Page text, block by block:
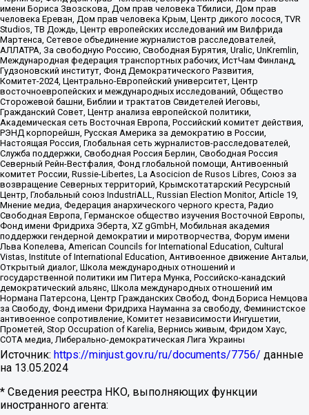
имени Бориса Звозскова, Дом прав человека Тбилиси, Дом прав
человека Ереван, Дом прав человека Крым, Центр дикого лосося, TVR
Studios, ТВ Дождь, Центр европейских исследований им Вилфрида
Мартенса, Сетевое объединение журналистов расследователей,
АЛЛАТРА, За свободную Россию, Свободная Бурятия, Uralic, UnKremlin,
Международная федерация транспортных рабочих, ИстЧам Финланд,
Гудзоновский институт, Фонд Демократического Развития,
Комитет-2024, Центрально-Европейский университет, Центр
восточноевропейских и международных исследований, Общество
Сторожевой башни, Библии и трактатов Свидетелей Иеговы,
Гражданский Совет, Центр анализа европейской политики,
Академическая сеть Восточная Европа, Российский комитет действия,
РЭНД корпорейшн, Русская Америка за демократию в России,
Настоящая Россия, Глобальная сеть журналистов-расследователей,
Служба поддержки, Свободная Россия Берлин, Свободная Россия
Северный Рейн-Вестфалия, Фонд глобальной помощи, Антивоенный
комитет России, Russie-Libertes, La Asocicion de Rusos Libres, Союз за
возвращение Северных территорий, Крымскотатарский Ресурсный
Центр, Глобальный союз IndustriALL, Russian Election Monitor, Article 19,
Мнение медиа, Федерация анархического черного креста, Радио
Свободная Европа, Германское общество изучения Восточной Европы,
Фонд имени Фридриха Эберта, XZ gGmbH, Мобильная академия
поддержки гендерной демократии и миротворчества, Форум имени
Льва Копелева, American Councils for International Education, Cultural
Vistas, Institute of International Education, Антивоенное движение Антальи,
Открытый диалог, Школа международных отношений и
государственной политики им Питера Мунка, Российско-канадский
демократический альянс, Школа международных отношений им
Нормана Патерсона, Центр Гражданских Свобод, Фонд Бориса Немцова
за Свободу, Фонд имени Фридриха Науманна за свободу, Феминистское
антивоенное сопротивление, Комитет независимости Ингушетии,
Прометей, Stop Occupation of Karelia, Вернись живым, Фридом Хаус,
СОТА медиа, Либерально-демократическая Лига Украины
Источник: https://minjust.gov.ru/ru/documents/7756/ данные
на 13.05.2024
* Сведения реестра НКО, выполняющих функции
иностранного агента: